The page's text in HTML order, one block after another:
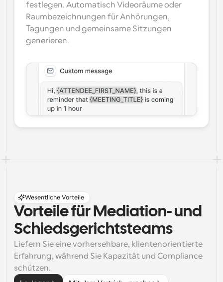
festlegen. Automatisch Videoräume oder
Raumbezeichnungen für Anhörungen,
Tagungen und gemeinsame Sitzungen
generieren.
Wesentliche Vorteile
Vorteile für Mediation- und
Schiedsgerichtsteams
Liefern Sie eine vorhersehbare, klientenorientierte
Erfahrung, während Sie Kapazität und Compliance
schützen.